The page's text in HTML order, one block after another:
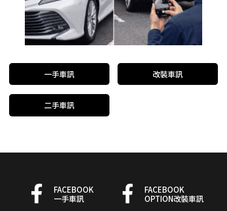
一手車訊 改裝車訊
二手車訊
FACEBOOK
一手車訊
FACEBOOK
OPTION改裝車訊